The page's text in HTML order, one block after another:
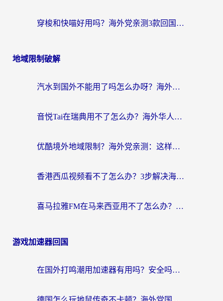
穿梭和快喵好用吗？海外党亲测3款回国加速器，附日本回国VPN避坑指南
地域限制破解
汽水到国外不能用了吗怎么办呀？海外党追剧看片的救星在这里！
音悦Tai在瑞典用不了怎么办？海外华人追剧听歌的实用指南
优酷境外地域限制？海外党亲测：这样看国内剧再也不卡（附3个实用场景解决）
香港西瓜视频看不了怎么办？3步解决海外追剧难题，附靠谱加速器推荐
喜马拉雅FM在马来西亚用不了怎么办？海外华人亲测有效的回国加速指南
游戏加速器回国
在国外打鸣潮用加速器有用吗？安全吗？海外玩家国服游戏加速全指南